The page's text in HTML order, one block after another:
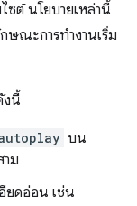
ซต์ นโยบายเหล่านี้
ษณะการทำงานเริ่ม
งนี้
บน
ม
ยดอ่อน เช่น